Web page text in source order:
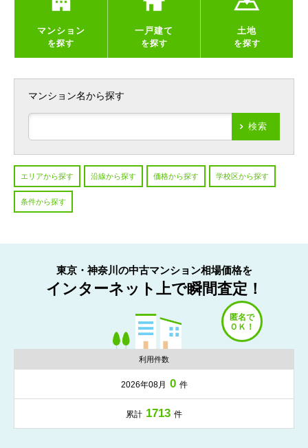
マンション
を探す
一戸建て
を探す
土地
を探す
マンション名から探す
検索
エリアから探す 沿線から探す 価格から探す 学校区から探す
条件から探す
東京・神奈川の中古マンション相場価格を
インターネット上で瞬間査定！
利用件数
2026年08月 0 件
累計 1713 件